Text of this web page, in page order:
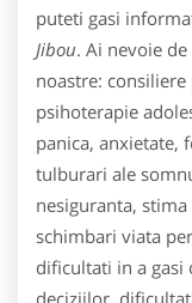
puteti gasi
Jibou. Ai nevoie
noastre:
psihoterapie
panica, anxietate,
tulburari ale
nesiguranta, stima
schimbari viata
dificultati in a gasi
deciziilor,